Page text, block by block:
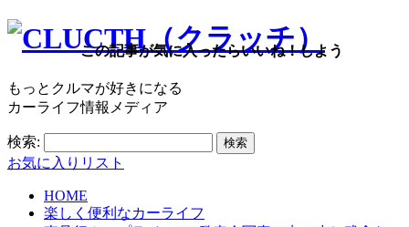
もっとクルマが好きになる
カーライフ情報メディア
検索:
お気に入りリスト
HOME
楽しく便利なカーライフ
この記事が気に入ったらいいね！しよう